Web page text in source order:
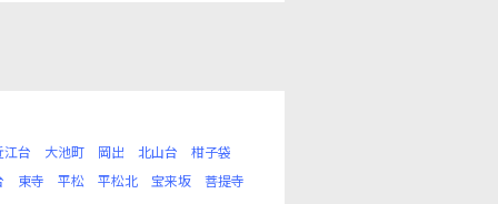
江台 大池町 岡出 北山台
柑子袋
東寺 平松 平松北 宝来坂 菩提寺